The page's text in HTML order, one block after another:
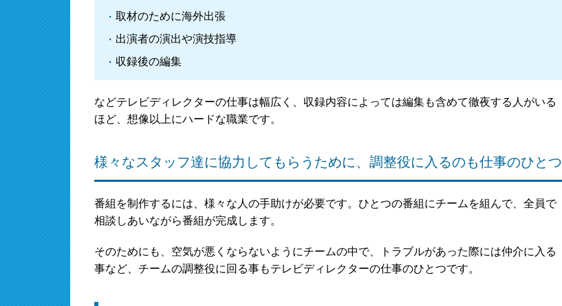
取材のために海外出張
出演者の演出や演技指導
収録後の編集
などテレビディレクターの仕事は幅広く、収録内容によっては編集も含めて徹夜する人がいる
ほど、想像以上にハードな職業です。
様々なスタッフ達に協力してもらうために、調整役に入るのも仕事のひとつ
番組を制作するには、様々な人の手助けが必要です。ひとつの番組にチームを組んで、全員で
相談しあいながら番組が完成します。
そのためにも、空気が悪くならないようにチームの中で、トラブルがあった際には仲介に入る
事など、チームの調整役に回る事もテレビディレクターの仕事のひとつです。